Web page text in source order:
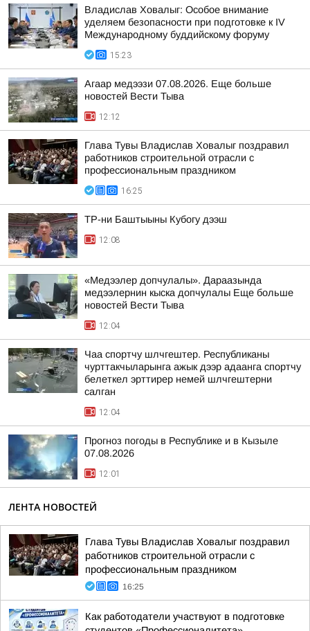
Владислав Ховалыг: Особое внимание
уделяем безопасности при подготовке к IV
Международному буддийскому форуму
15:23
Агаар медээзи 07.08.2026. Еще больше
новостей Вести Тыва
12:12
Глава Тувы Владислав Ховалыг поздравил
работников строительной отрасли с
профессиональным праздником
16:25
ТР-ни Баштыыны Кубогу дээш
12:08
«Медээлер допчулалы». Дараазында
медээлернин кыска допчулалы Еще больше
новостей Вести Тыва
12:04
Чаа спортчу шлчгештер. Республиканы
чурттакчыларынга ажык дээр адаанга спортчу
белеткел эрттирер немей шлчгештерни
салган
12:04
Прогноз погоды в Республике и в Кызыле
07.08.2026
12:01
ЛЕНТА НОВОСТЕЙ
Глава Тувы Владислав Ховалыг поздравил
работников строительной отрасли с
профессиональным праздником
16:25
Как работодатели участвуют в подготовке